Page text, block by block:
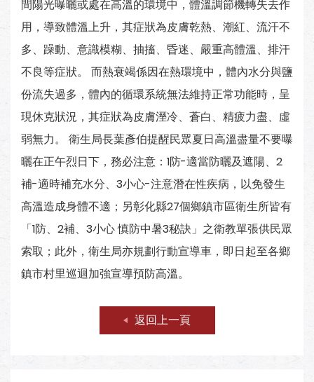
間陽光曝曬或處在高溫的環境中，體溫調節機轉失去作
用，導致體溫上升，其症狀為皮膚乾熱、潮紅、流汗不
多、躁動、意識模糊、抽搐、昏迷、嚴重高體溫、排汗
不良等症狀。 而熱衰竭係因在熱環境中，體內水分與鹽
份流失過多，體內的循環系統無法維持正常功能時，呈
現休克狀況，其症狀為皮膚溼冷、蒼白、精疲力盡、虛
弱無力。 衛生局長葉彥伯提醒民眾夏日高溫盡量不要曝
曬在正午烈日下，務必注意：1防-適當防曬及遮陽、2
補-適時補充水分、3小心-注意潛在性疾病，以免發生
高溫造成身體不適；另彰化縣27個鄉鎮市區衛生所皆有
「1防、2補、3小心 慎防中暑3秘訣」之衛教單張供民眾
索取；此外，衛生局亦規劃行動宣導車，即日起至各鄉
鎮市村里巡迴加強宣導預防高溫。
返回上一頁